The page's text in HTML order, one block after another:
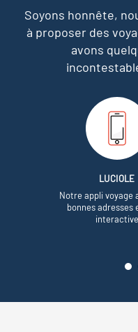
Soyons honnête,
à proposer des
avons
LUCIOLE
Notre appli voyage
bonnes adresses
interactive